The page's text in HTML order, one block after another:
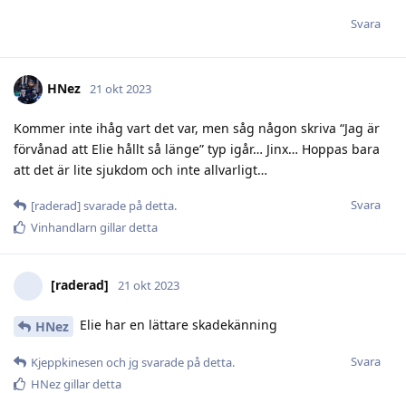
Svara
HNez 21 okt 2023
Kommer inte ihåg vart det var, men såg någon skriva “Jag är
förvånad att Elie hållt så länge” typ igår… Jinx… Hoppas bara
att det är lite sjukdom och inte allvarligt…
Svara
[raderad]svarade på detta.
Vinhandlarn gillar detta
[raderad] 21 okt 2023
HNez Elie har en lättare skadekänning
Svara
Kjeppkinesen och jg svarade på detta.
HNezgillar detta